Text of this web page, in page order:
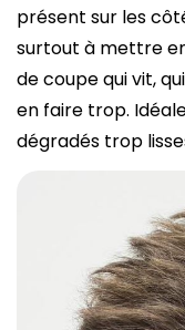
présent sur les
surtout à mettre
de coupe qui vit,
en faire trop.
dégradés trop